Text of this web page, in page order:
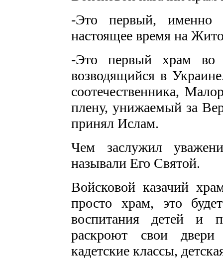
-Это первый, именно
настоящее время на
-Это первый храм во
возводящийся в
соотечественника,
плену, унижаемый за
принял Ислам.
Чем заслужил
называли Его Святой.
Войсковой казачий
просто храм, это
воспитания детей и
раскроют свои двери
кадетские классы,